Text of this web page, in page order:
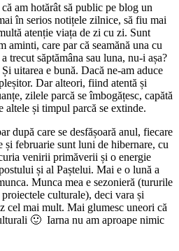
am hotărât să public pe blog un
în serios notițele zilnice, să fiu mai
atenție viața de zi cu zi. Sunt
aminti, care par că seamănă una cu
trecut săptămâna sau luna, nu-i așa?
uitarea e bună. Dacă ne-am aduce
Dar alteori, fiind atentă și
zilele parcă se îmbogățesc, capătă
altele și timpul parcă se extinde.
după care se desfășoară anul, fiecare
februarie sunt luni de hibernare, cu
venirii primăverii și o energie
și al Paștelui. Mai e o lună a
Munca mea e sezonieră (tururile
culturale), deci vara și
cel mai mult. Mai glumesc uneori că
🙂 Iarna nu am aproape nimic